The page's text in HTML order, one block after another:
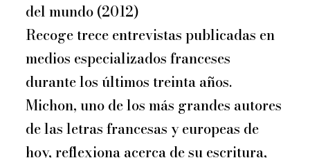
del mundo (2012)
Recoge trece entrevistas publicadas en
medios especializados franceses
durante los últimos treinta años.
Michon, uno de los más grandes autores
de las letras francesas y europeas de
hoy, reflexiona acerca de su escritura,